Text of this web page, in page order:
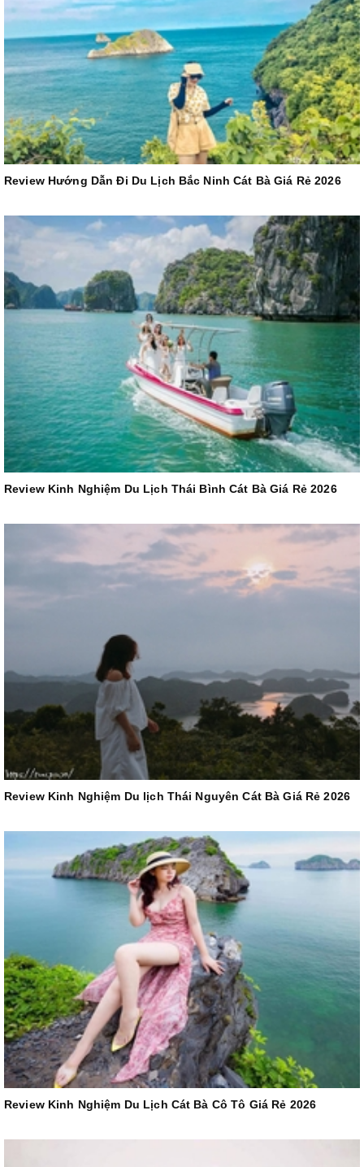
Review Hướng Dẫn Đi Du Lịch Bắc Ninh Cát Bà Giá Rẻ 2026
Review Kinh Nghiệm Du Lịch Thái Bình Cát Bà Giá Rẻ 2026
Review Kinh Nghiệm Du lịch Thái Nguyên Cát Bà Giá Rẻ 2026
Review Kinh Nghiệm Du Lịch Cát Bà Cô Tô Giá Rẻ 2026